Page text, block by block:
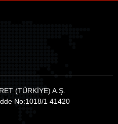
(TÜRKİYE) A.Ş.
No:1018/1 41420